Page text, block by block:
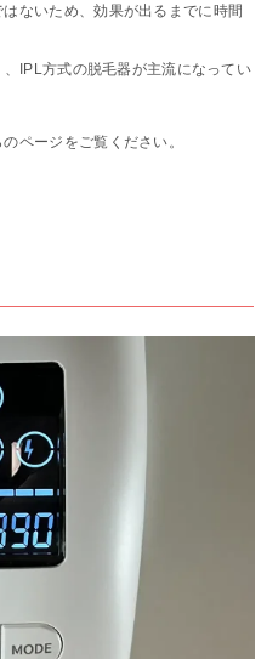
ないため、効果が出るまでに時間
IPL方式の脱毛器が主流になってい
ページをご覧ください。